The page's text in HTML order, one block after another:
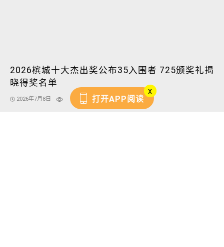
2026槟城十大杰出奖公布35入围者 725颁奖礼揭
晓得奖名单
2026年7月8日 打开APP阅读
x